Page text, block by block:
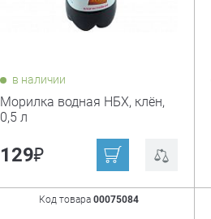
в наличии
Морилка водная НБХ, клён,
0,5 л
129₽
Код товара00075084